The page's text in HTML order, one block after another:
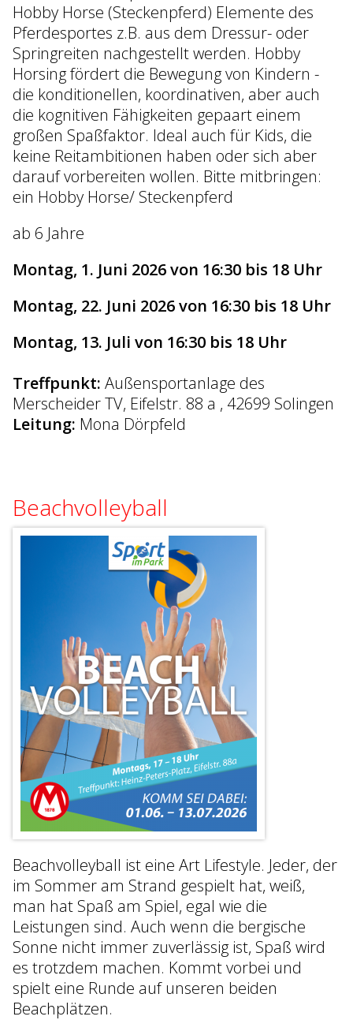
Hobby Horse (Steckenpferd) Elemente des
Pferdesportes z.B. aus dem Dressur- oder
Springreiten nachgestellt werden. Hobby
Horsing fördert die Bewegung von Kindern -
die konditionellen, koordinativen, aber auch
die kognitiven Fähigkeiten gepaart einem
großen Spaßfaktor. Ideal auch für Kids, die
keine Reitambitionen haben oder sich aber
darauf vorbereiten wollen. Bitte mitbringen:
ein Hobby Horse/ Steckenpferd
ab 6 Jahre
Montag, 1. Juni 2026 von 16:30 bis 18 Uhr
Montag, 22. Juni 2026 von 16:30 bis 18 Uhr
Montag, 13. Juli von 16:30 bis 18 Uhr
Treffpunkt: Außensportanlage des
Merscheider TV, Eifelstr. 88 a , 42699 Solingen
Leitung: Mona Dörpfeld
Beachvolleyball
Beachvolleyball ist eine Art Lifestyle. Jeder, der
im Sommer am Strand gespielt hat, weiß,
man hat Spaß am Spiel, egal wie die
Leistungen sind. Auch wenn die bergische
Sonne nicht immer zuverlässig ist, Spaß wird
es trotzdem machen. Kommt vorbei und
spielt eine Runde auf unseren beiden
Beachplätzen.